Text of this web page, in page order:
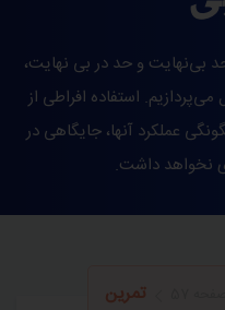
بی‌نهایت و حد در بی نهایت،
استفاده افراطی از
عملکرد آنها، جایگاهی در
نخواهد داشت.
تمرین